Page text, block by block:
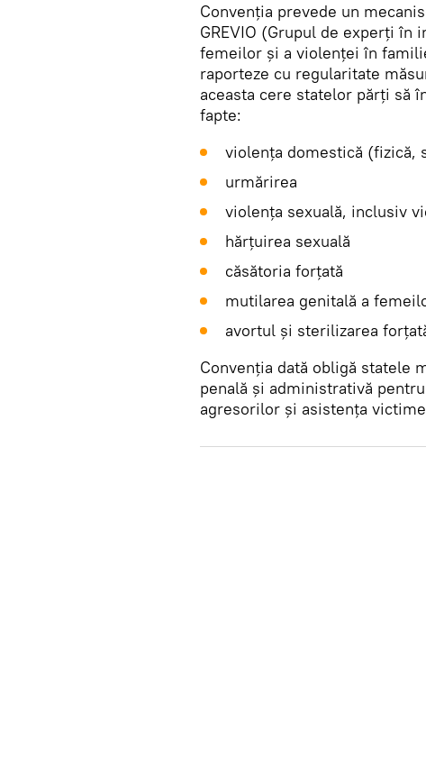
Convenția prevede un
GREVIO (Grupul de experți
femeilor și a violenței în
raporteze cu regularitate
aceasta cere statelor părți să
fapte:
violenţa domestică (fizică,
urmărirea
violenţa sexuală, inclusiv
hărţuirea sexuală
căsătoria forţată
mutilarea genitală a
avortul şi sterilizarea
Convenția dată obligă statele
penală și administrativă
agresorilor și asistența